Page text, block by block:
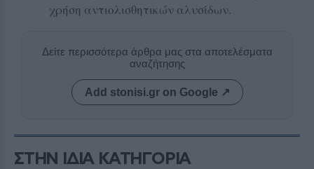
χρήση αντιολισθητικών αλυσίδων.
Δείτε περισσότερα άρθρα μας στα αποτελέσματα
αναζήτησης
Add stonisi.gr on Google ↗
ΣΤΗΝ ΙΔΙΑ ΚΑΤΗΓΟΡΙΑ